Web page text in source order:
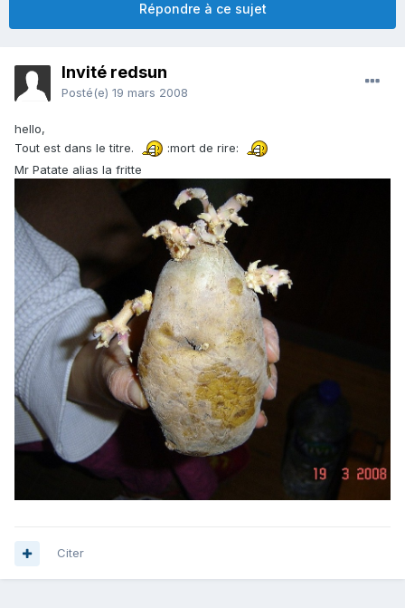
Répondre à ce sujet
Invité redsun
Posté(e) 19 mars 2008
hello,
Tout est dans le titre.
:mort de rire:
Mr Patate alias la fritte
Citer